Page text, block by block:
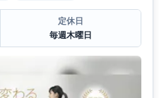
定休日
毎週木曜日